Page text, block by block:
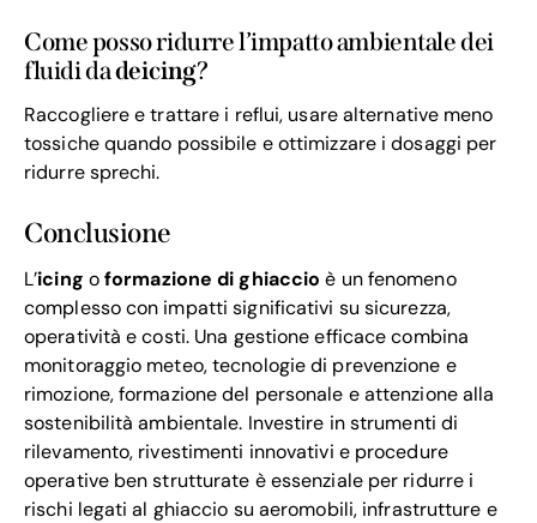
Come posso ridurre l’impatto ambientale dei
fluidi dadeicing?
Raccogliere e trattare i reflui, usare alternative meno
tossiche quando possibile e ottimizzare i dosaggi per
ridurre sprechi.
Conclusione
L’icing oformazione di ghiaccio è un fenomeno
complesso con impatti significativi su sicurezza,
operatività e costi. Una gestione efficace combina
monitoraggio meteo, tecnologie di prevenzione e
rimozione, formazione del personale e attenzione alla
sostenibilità ambientale. Investire in strumenti di
rilevamento, rivestimenti innovativi e procedure
operative ben strutturate è essenziale per ridurre i
rischi legati al ghiaccio su aeromobili, infrastrutture e